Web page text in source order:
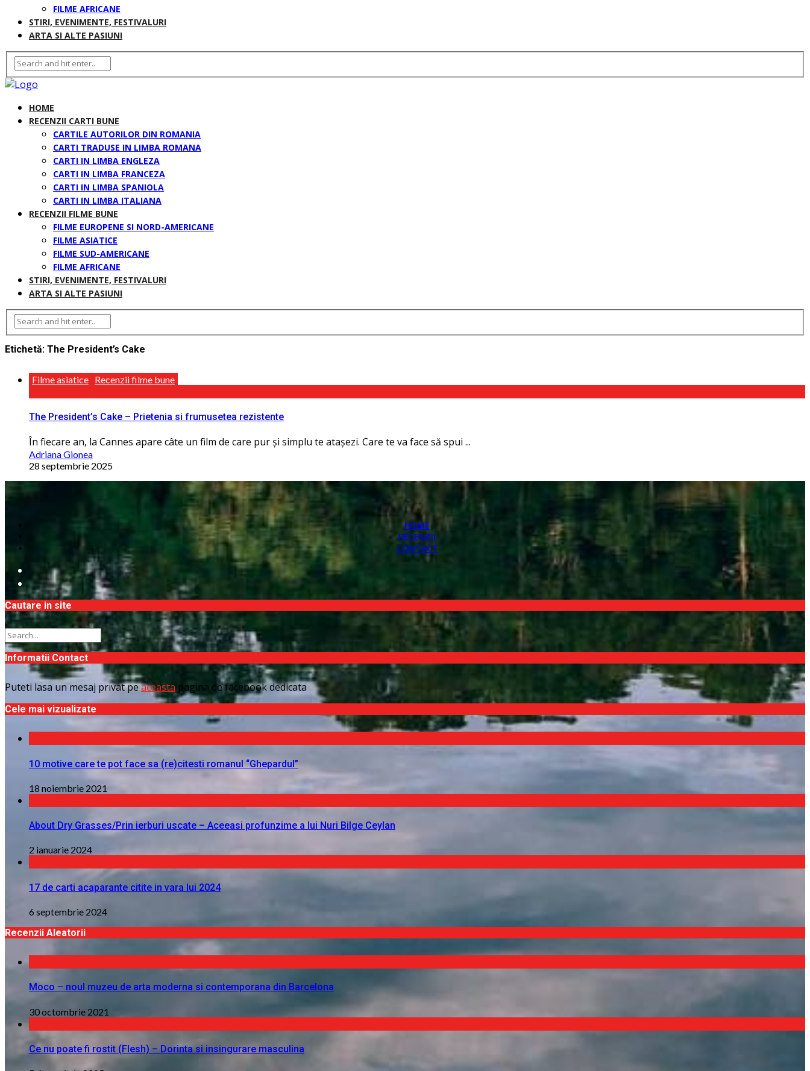
FILME AFRICANE
STIRI, EVENIMENTE, FESTIVALURI
ARTA SI ALTE PASIUNI
HOME
RECENZII CARTI BUNE
CARTILE AUTORILOR DIN ROMANIA
CARTI TRADUSE IN LIMBA ROMANA
CARTI IN LIMBA ENGLEZA
CARTI IN LIMBA FRANCEZA
CARTI IN LIMBA SPANIOLA
CARTI IN LIMBA ITALIANA
RECENZII FILME BUNE
FILME EUROPENE SI NORD-AMERICANE
FILME ASIATICE
FILME SUD-AMERICANE
FILME AFRICANE
STIRI, EVENIMENTE, FESTIVALURI
ARTA SI ALTE PASIUNI
Etichetă: The President’s Cake
Filme asiatice Recenzii filme bune
The President’s Cake – Prietenia si frumusetea rezistente
În fiecare an, la Cannes apare câte un film de care pur și simplu te atașezi. Care te va face să spui ...
Adriana Gionea
28 septembrie 2025
HOME
RECENZII
CONTACT
Cautare in site
Informatii Contact
Puteti lasa un mesaj privat peaceasta pagina de facebook dedicata
Cele mai vizualizate
10 motive care te pot face sa (re)citesti romanul “Ghepardul”
18 noiembrie 2021
About Dry Grasses/Prin ierburi uscate – Aceeasi profunzime a lui Nuri Bilge Ceylan
2 ianuarie 2024
17 de carti acaparante citite in vara lui 2024
6 septembrie 2024
Recenzii Aleatorii
Moco – noul muzeu de arta moderna si contemporana din Barcelona
30 octombrie 2021
Ce nu poate fi rostit (Flesh) – Dorinta si insingurare masculina